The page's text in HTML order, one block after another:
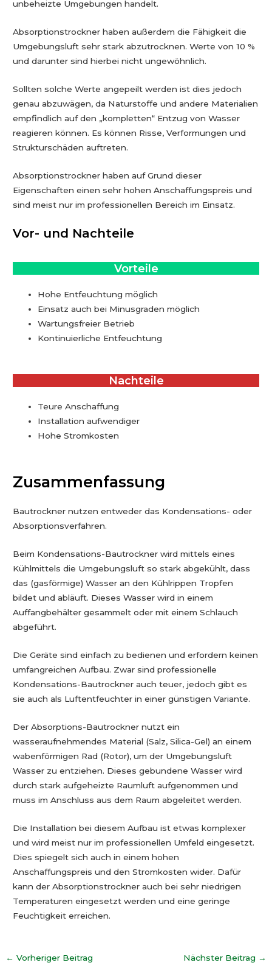
unbeheizte Umgebungen handelt.
Absorptionstrockner haben außerdem die Fähigkeit die
Umgebungsluft sehr stark abzutrocknen. Werte von 10 %
und darunter sind hierbei nicht ungewöhnlich.
Sollten solche Werte angepeilt werden ist dies jedoch
genau abzuwägen, da Naturstoffe und andere Materialien
empfindlich auf den „kompletten“ Entzug von Wasser
reagieren können. Es können Risse, Verformungen und
Strukturschäden auftreten.
Absorptionstrockner haben auf Grund dieser
Eigenschaften einen sehr hohen Anschaffungspreis und
sind meist nur im professionellen Bereich im Einsatz.
Vor- und Nachteile
Vorteile
Hohe Entfeuchtung möglich
Einsatz auch bei Minusgraden möglich
Wartungsfreier Betrieb
Kontinuierliche Entfeuchtung
Nachteile
Teure Anschaffung
Installation aufwendiger
Hohe Stromkosten
Zusammenfassung
Bautrockner nutzen entweder das Kondensations- oder
Absorptionsverfahren.
Beim Kondensations-Bautrockner wird mittels eines
Kühlmittels die Umgebungsluft so stark abgekühlt, dass
das (gasförmige) Wasser an den Kühlrippen Tropfen
bildet und abläuft. Dieses Wasser wird in einem
Auffangbehälter gesammelt oder mit einem Schlauch
abgeführt.
Die Geräte sind einfach zu bedienen und erfordern keinen
umfangreichen Aufbau. Zwar sind professionelle
Kondensations-Bautrockner auch teuer, jedoch gibt es
sie auch als Luftentfeuchter in einer günstigen Variante.
Der Absorptions-Bautrockner nutzt ein
wasseraufnehmendes Material (Salz, Silica-Gel) an einem
wabenförmigen Rad (Rotor), um der Umgebungsluft
Wasser zu entziehen. Dieses gebundene Wasser wird
durch stark aufgeheizte Raumluft aufgenommen und
muss im Anschluss aus dem Raum abgeleitet werden.
Die Installation bei diesem Aufbau ist etwas komplexer
und wird meist nur im professionellen Umfeld eingesetzt.
Dies spiegelt sich auch in einem hohen
Anschaffungspreis und den Stromkosten wider. Dafür
kann der Absorptionstrockner auch bei sehr niedrigen
Temperaturen eingesetzt werden und eine geringe
Feuchtigkeit erreichen.
← Vorheriger Beitrag Nächster Beitrag →